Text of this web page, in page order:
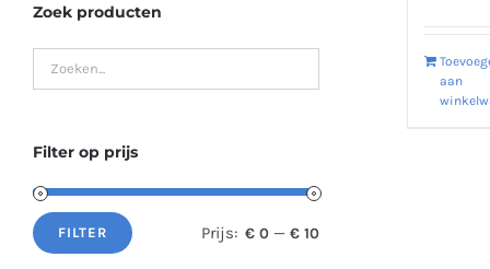
aan
Zoek producten
Filter op prijs
Min.
Max.
FILTER Prijs: € 0 —€ 10